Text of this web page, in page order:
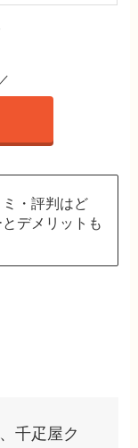
／
・評判はど
デメリットも
千疋屋ク